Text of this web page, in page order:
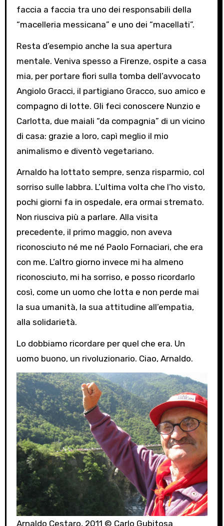
faccia a faccia tra uno dei responsabili della
“macelleria messicana” e uno dei “macellati”.
Resta d’esempio anche la sua apertura
mentale. Veniva spesso a Firenze, ospite a casa
mia, per portare fiori sulla tomba dell’avvocato
Angiolo Gracci, il partigiano Gracco, suo amico e
compagno di lotte. Gli feci conoscere Nunzio e
Carlotta, due maiali “da compagnia” di un vicino
di casa: grazie a loro, capì meglio il mio
animalismo e diventò vegetariano.
Arnaldo ha lottato sempre, senza risparmio, col
sorriso sulle labbra. L’ultima volta che l’ho visto,
pochi giorni fa in ospedale, era ormai stremato.
Non riusciva più a parlare. Alla visita
precedente, il primo maggio, non aveva
riconosciuto né me né Paolo Fornaciari, che era
con me. L’altro giorno invece mi ha almeno
riconosciuto, mi ha sorriso, e posso ricordarlo
così, come un uomo che lotta e non perde mai
la sua umanità, la sua attitudine all’empatia,
alla solidarietà.
Lo dobbiamo ricordare per quel che era. Un
uomo buono, un rivoluzionario. Ciao, Arnaldo.
Arnaldo Cestaro, 2011 © Carlo Gubitosa